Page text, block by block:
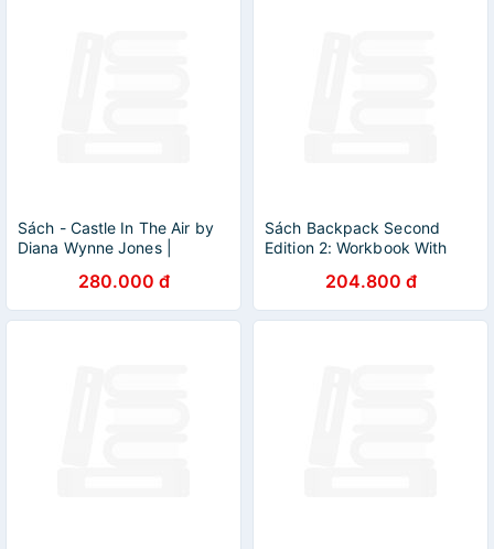
Sách - Castle In The Air by
Diana Wynne Jones |
Ngoại văn Nhập khẩu UK
280.000 đ
Sách Backpack Second
Edition 2: Workbook With
204.800 đ